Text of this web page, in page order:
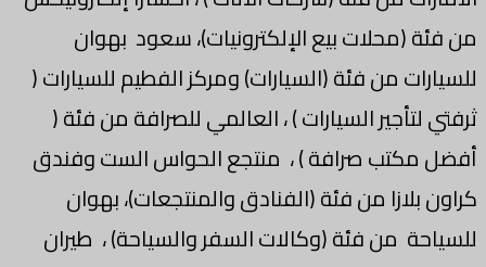
من فئة (محلات بيع الإلكترونيات)، سعود بهوان
للسيارات من فئة (السيارات) ومركز الفطيم للسيارات (
ثرفتي لتأجير السيارات ) ، العالمي للصرافة من فئة (
أفضل مكتب صرافة ) ، منتجع الحواس الست وفندق
كراون بلازا من فئة (الفنادق والمنتجعات)، بهوان
للسياحة من فئة (وكالات السفر والسياحة) ، طيران